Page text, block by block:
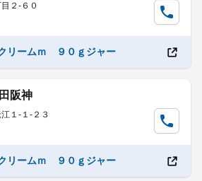
２-６０
リームｍ ９０ｇジャー
阪神
１-１-２３
リームｍ ９０ｇジャー